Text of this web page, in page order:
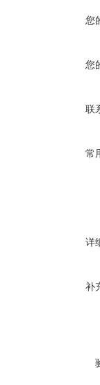
您
您
联
常
详
补